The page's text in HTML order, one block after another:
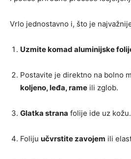
Vrlo jednostavno i, što je
Uzmite komad aluminijske
Postavite je direktno na bolno
koljeno, leđa, rame ili zglob.
Glatka strana folije ide uz kožu.
Foliju učvrstite zavojem ili